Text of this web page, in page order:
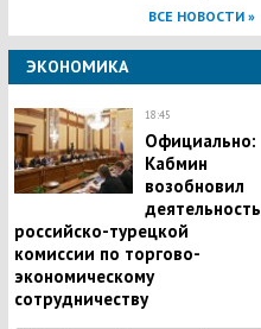
ВСЕ НОВОСТИ »
ЭКОНОМИКА
18:45
Официально:
Кабмин
возобновил
деятельность
российско-турецкой
комиссии по торгово-
экономическому
сотрудничеству